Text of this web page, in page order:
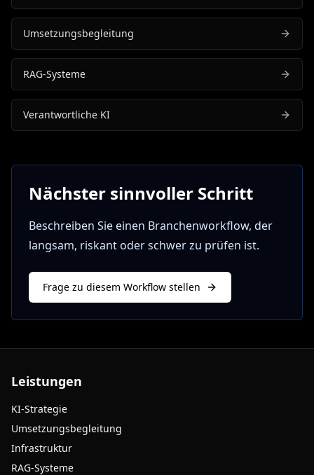
Umsetzungsbegleitung
RAG-Systeme
Verantwortliche KI
Nächster sinnvoller Schritt
Beschreiben Sie einen Branchenworkflow, der
langsam, riskant oder schwer zu prüfen ist.
Frage zu diesem Workflow stellen
Leistungen
KI-Strategie
Umsetzungsbegleitung
Infrastruktur
RAG-Systeme